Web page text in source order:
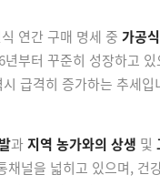
연간 구매 명세 중 가공
년부터 꾸준히 성장하고
급격히 증가하는 추세입
과지역 농가와의 상생 및
채널을 넓히고 있으며, 건